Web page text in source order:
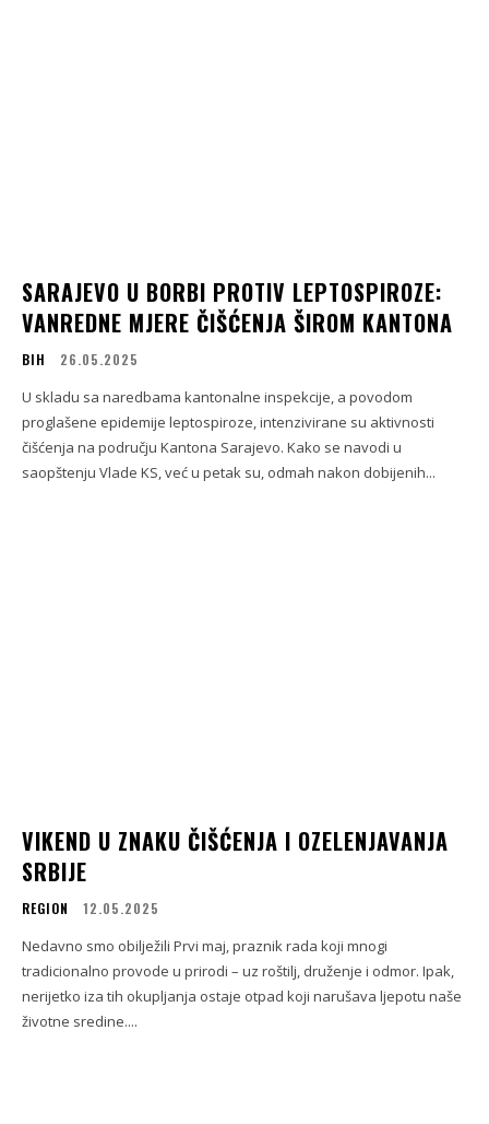
SARAJEVO U BORBI PROTIV LEPTOSPIROZE:
VANREDNE MJERE ČIŠĆENJA ŠIROM KANTONA
BIH 26.05.2025
U skladu sa naredbama kantonalne inspekcije, a povodom
proglašene epidemije leptospiroze, intenzivirane su aktivnosti
čišćenja na području Kantona Sarajevo. Kako se navodi u
saopštenju Vlade KS, već u petak su, odmah nakon dobijenih...
VIKEND U ZNAKU ČIŠĆENJA I OZELENJAVANJA
SRBIJE
REGION 12.05.2025
Nedavno smo obilježili Prvi maj, praznik rada koji mnogi
tradicionalno provode u prirodi – uz roštilj, druženje i odmor. Ipak,
nerijetko iza tih okupljanja ostaje otpad koji narušava ljepotu naše
životne sredine....